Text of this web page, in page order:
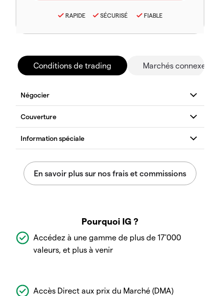
RAPIDE SÉCURISÉ FIABLE
Conditions de trading Marchés connexes
Pourquoi IG ?
Accédez à une gamme de plus de 17'000
valeurs, et plus à venir
Accès Direct aux prix du Marché (DMA)